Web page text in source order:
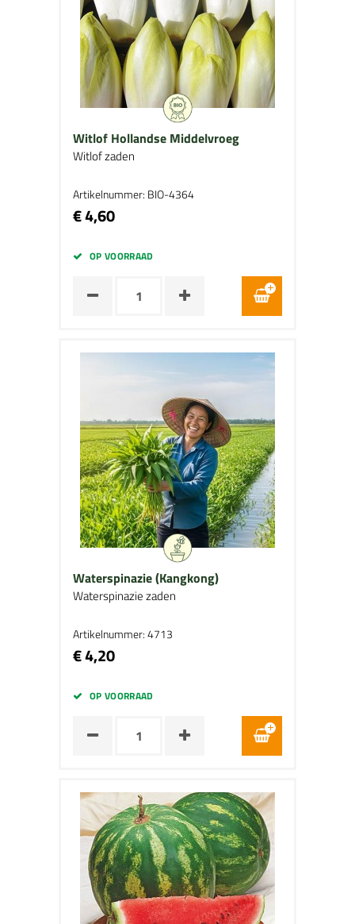
Witlof Hollandse Middelvroeg
Witlof zaden
Artikelnummer: BIO-4364
€ 4,60
OP VOORRAAD
Waterspinazie (Kangkong)
Waterspinazie zaden
Artikelnummer: 4713
€ 4,20
OP VOORRAAD